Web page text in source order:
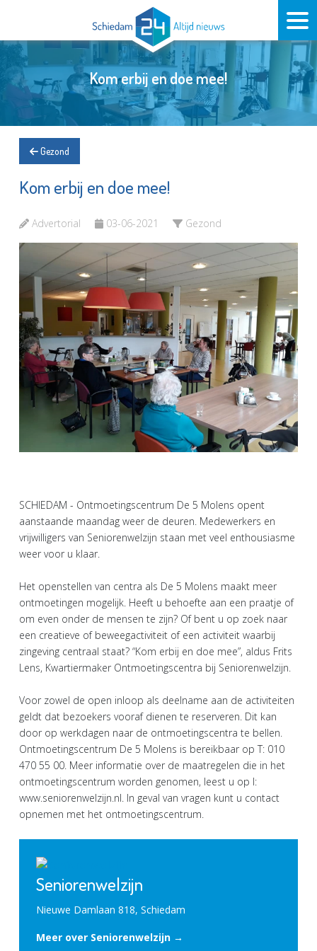
Kom erbij en doe mee!
Gezond
Kom erbij en doe mee!
Advertorial 03-06-2021 Gezond
SCHIEDAM - Ontmoetingscentrum De 5 Molens opent
aanstaande maandag weer de deuren. Medewerkers en
vrijwilligers van Seniorenwelzijn staan met veel enthousiasme
weer voor u klaar.
Het openstellen van centra als De 5 Molens maakt meer
ontmoetingen mogelijk. Heeft u behoefte aan een praatje of
om even onder de mensen te zijn? Of bent u op zoek naar
een creatieve of beweegactiviteit of een activiteit waarbij
zingeving centraal staat? “Kom erbij en doe mee”, aldus Frits
Lens, Kwartiermaker Ontmoetingscentra bij Seniorenwelzijn.
Voor zowel de open inloop als deelname aan de activiteiten
geldt dat bezoekers vooraf dienen te reserveren. Dit kan
door op werkdagen naar de ontmoetingscentra te bellen.
Ontmoetingscentrum De 5 Molens is bereikbaar op T: 010
470 55 00. Meer informatie over de maatregelen die in het
ontmoetingscentrum worden genomen, leest u op I:
www.seniorenwelzijn.nl. In geval van vragen kunt u contact
opnemen met het ontmoetingscentrum.
Seniorenwelzijn
Nieuwe Damlaan 818, Schiedam
Meer over Seniorenwelzijn →